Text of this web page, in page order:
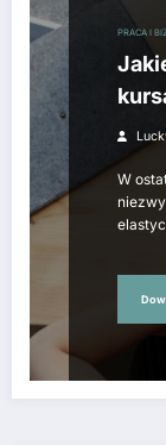
PRACA I
W